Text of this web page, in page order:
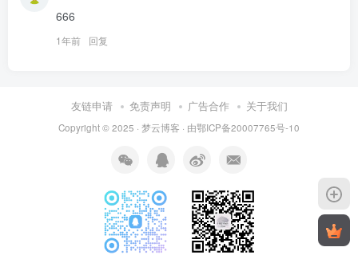
666
1年前 回复
友链申请 免责声明 广告合作 关于我们
Copyright © 2025 · 梦云博客 · 由鄂ICP备20007765号-10